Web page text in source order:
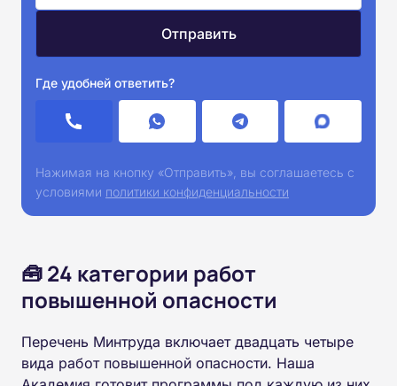
Где удобней ответить?
Нажимая на кнопку «Отправить», вы соглашаетесь с
условиями политики конфиденциальности
🧰 24 категории работ
повышенной опасности
Перечень Минтруда включает двадцать четыре
вида работ повышенной опасности. Наша